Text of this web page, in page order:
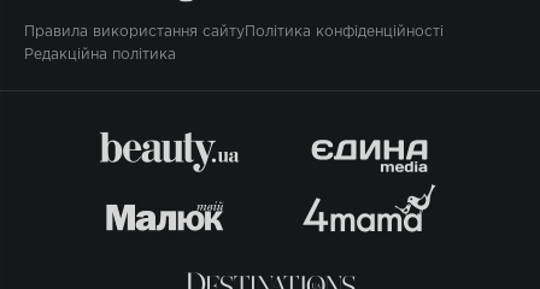
Правила використання сайту Політика конфіденційності
Редакційна політика